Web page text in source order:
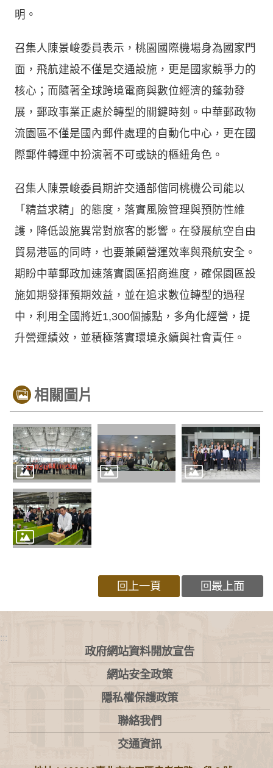
明。
召集人陳景峻委員表示，桃園國際機場身為國家門
面，飛航建設不僅是交通設施，更是國家競爭力的
核心；而隨著全球跨境電商與數位經濟的蓬勃發
展，郵政事業正處於轉型的關鍵時刻。中華郵政物
流園區不僅是國內郵件處理的自動化中心，更在國
際郵件轉運中扮演著不可或缺的樞紐角色。
召集人陳景峻委員期許交通部偕同桃機公司能以
「精益求精」的態度，落實風險管理與預防性維
護，降低設施異常對旅客的影響。在發展航空自由
貿易港區的同時，也要兼顧營運效率與飛航安全。
期盼中華郵政加速落實園區招商進度，確保園區設
施如期發揮預期效益，並在追求數位轉型的過程
中，利用全國將近1,300個據點，多角化經營，提
升營運績效，並積極落實環境永續與社會責任。
相關圖片
回上一頁 回最上面
:::
政府網站資料開放宣告
網站安全政策
隱私權保護政策
聯絡我們
交通資訊